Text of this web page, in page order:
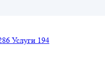
Услуги 194